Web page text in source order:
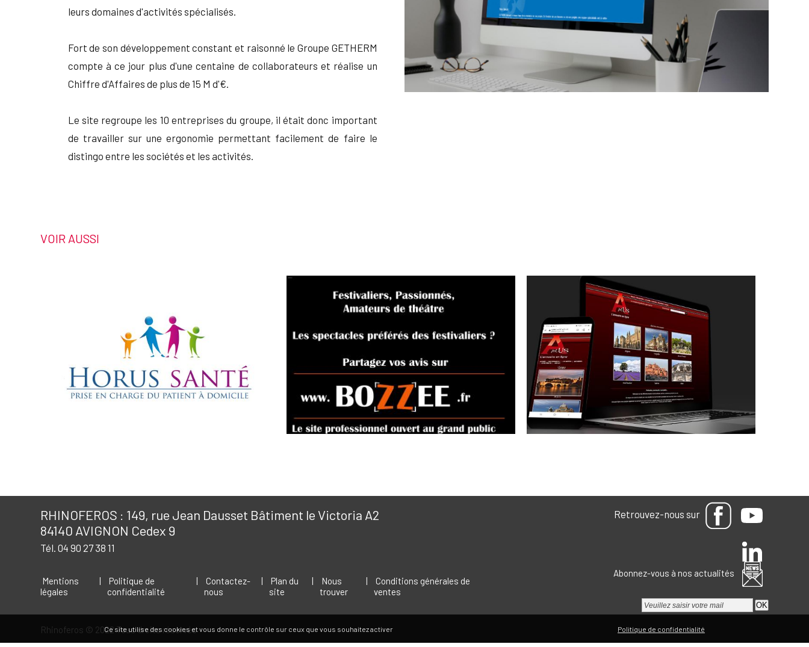
leurs domaines d'activités spécialisés.
Fort de son développement constant et raisonné le Groupe GETHERM
compte à ce jour plus d'une centaine de collaborateurs et réalise un
Chiffre d'Affaires de plus de 15 M d'€.
Le site regroupe les 10 entreprises du groupe, il était donc important
de travailler sur une ergonomie permettant facilement de faire le
distingo entre les sociétés et les activités.
VOIR AUSSI
RHINOFEROS : 149, rue Jean Dausset Bâtiment le Victoria A2
84140 AVIGNON Cedex 9
Tél. 04 90 27 38 11
Retrouvez-nous sur
Mentions
légales
|
Politique de
confidentialité
|
Contactez-
nous
|
Plan du
site
|
Nous
trouver
|
Conditions générales de
ventes
Abonnez-vous à nos actualités
Rhinoferos © 2022 Tous droits réservés
Ce site utilise des cookies et vous donne le contrôle sur ceux que vous souhaitez activer Politique de confidentialité